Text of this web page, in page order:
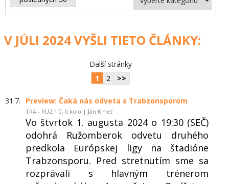
V JÚLI 2024 VYŠLI TIETO ČLÁNKY:
Další stránky
1
2 >>
31.7. Preview: Čaká nás odveta s Trabzonsporom
TRA - RUZ 1:0, 0.kolo | Ján Kmeť
Vo štvrtok 1. augusta 2024 o 19:30 (SEČ)
odohrá Ružomberok odvetu druhého
predkola Európskej ligy na štadióne
Trabzonsporu. Pred stretnutím sme sa
rozprávali s hlavným trénerom